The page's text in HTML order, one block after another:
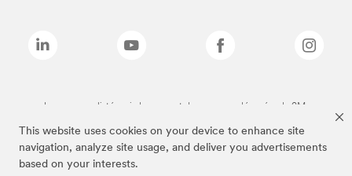
This website uses cookies on your device to enhance site
navigation, analyze site usage, and deliver you advertisements
based on your interests.
Les marques listées ci-dessus sont des marques déposées de 3M.